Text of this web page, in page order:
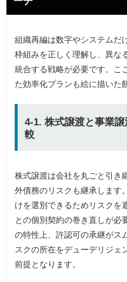
組織再編は数字やシステムだ
枠組みを正しく理解し、異な
統合する戦略が必要です。こ
た効率化プランも絵に描いた
4-1. 株式譲渡と事業
較
株式譲渡は会社を丸ごと引き
外債務のリスクも継承します
けを選別できるためリスクを
との個別契約の巻き直しが必
の特性上、許認可の承継がス
スクの所在をデューデリジェ
前提となります。